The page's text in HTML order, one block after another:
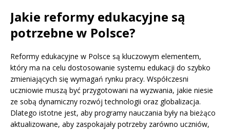
Jakie reformy edukacyjne są
potrzebne w Polsce?
Reformy edukacyjne w Polsce są kluczowym elementem,
który ma na celu dostosowanie systemu edukacji do szybko
zmieniających się wymagań rynku pracy. Współczesni
uczniowie muszą być przygotowani na wyzwania, jakie niesie
ze sobą dynamiczny rozwój technologii oraz globalizacja.
Dlatego istotne jest, aby programy nauczania były na bieżąco
aktualizowane, aby zaspokajały potrzeby zarówno uczniów,